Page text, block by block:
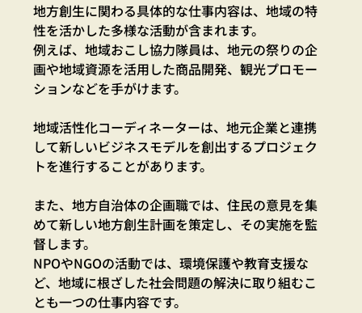
地方創生に関わる具体的な仕事内容は、地域の特
性を活かした多様な活動が含まれます。
例えば、地域おこし協力隊員は、地元の祭りの企
画や地域資源を活用した商品開発、観光プロモー
ションなどを手がけます。
地域活性化コーディネーターは、地元企業と連携
して新しいビジネスモデルを創出するプロジェク
トを進行することがあります。
また、地方自治体の企画職では、住民の意見を集
めて新しい地方創生計画を策定し、その実施を監
督します。
NPOやNGOの活動では、環境保護や教育支援な
ど、地域に根ざした社会問題の解決に取り組むこ
とも一つの仕事内容です。